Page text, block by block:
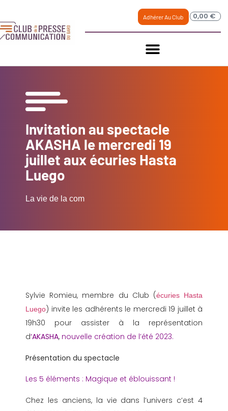
Adhérer Au Club 0,00 €
Invitation au spectacle
AKASHA le mercredi 19
juillet aux écuries Hasta
Luego
La vie de la com
Sylvie Romieu, membre du Club (écuries Hasta
Luego) invite les adhérents le mercredi 19 juillet à
19h30 pour assister à la représentation
d‘AKASHA, nouvelle création de l’été 2023.
Présentation du spectacle
Les 5 éléments : Magique et éblouissant !
Chez les anciens, la vie dans l’univers c’est 4